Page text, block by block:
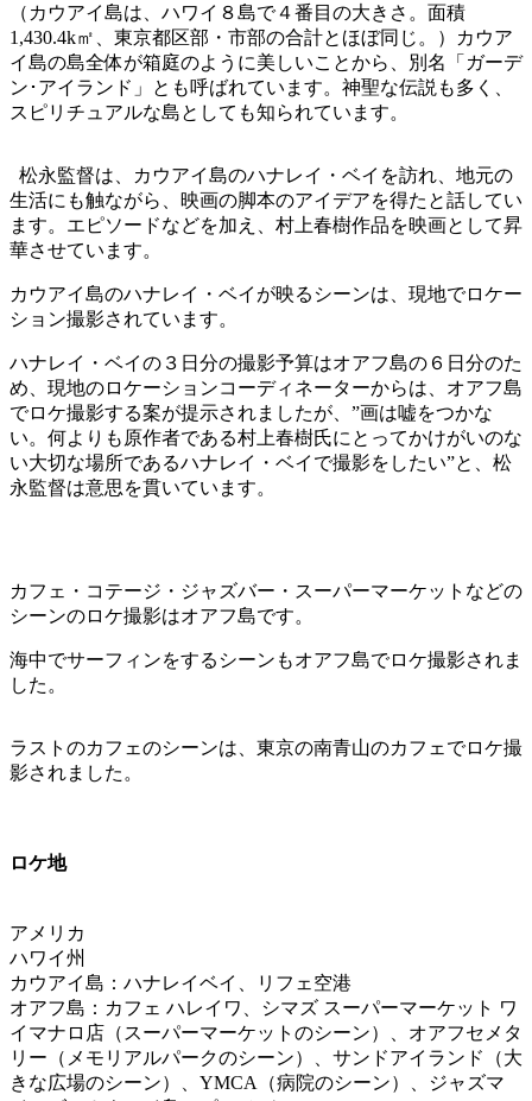
（カウアイ島は、ハワイ８島で４番目の大きさ。面積
1,430.4k㎡、東京都区部・市部の合計とほぼ同じ。）カウア
イ島の島全体が箱庭のように美しいことから、別名「ガーデ
ン･アイランド」とも呼ばれています。神聖な伝説も多く、
スピリチュアルな島としても知られています。
松永監督は、カウアイ島のハナレイ・ベイを訪れ、地元の
生活にも触ながら、映画の脚本のアイデアを得たと話してい
ます。エピソードなどを加え、村上春樹作品を映画として昇
華させています。
カウアイ島のハナレイ・ベイが映るシーンは、現地でロケー
ション撮影されています。
ハナレイ・ベイの３日分の撮影予算はオアフ島の６日分のた
め、現地のロケーションコーディネーターからは、オアフ島
でロケ撮影する案が提示されましたが、”画は嘘をつかな
い。何よりも原作者である村上春樹氏にとってかけがいのな
い大切な場所であるハナレイ・ベイで撮影をしたい”と、松
永監督は意思を貫いています。
カフェ・コテージ・ジャズバー・スーパーマーケットなどの
シーンのロケ撮影はオアフ島です。
海中でサーフィンをするシーンもオアフ島でロケ撮影されま
した。
ラストのカフェのシーンは、東京の南青山のカフェでロケ撮
影されました。
ロケ地
アメリカ
ハワイ州
カウアイ島：ハナレイベイ、リフェ空港
オアフ島：カフェ ハレイワ、シマズ スーパーマーケット ワ
イマナロ店（スーパーマーケットのシーン）、オアフセメタ
リー（メモリアルパークのシーン）、サンドアイランド（大
きな広場のシーン）、YMCA（病院のシーン）、ジャズマ